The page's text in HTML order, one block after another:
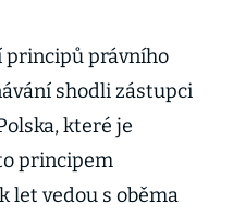
principů právního
shodli zástupci
které je
principem
let vedou s oběma